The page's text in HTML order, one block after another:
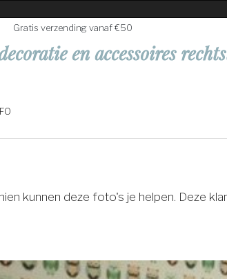
Gratis verzending vanaf €50
en accessoires
kunnen deze foto's je helpen. Deze